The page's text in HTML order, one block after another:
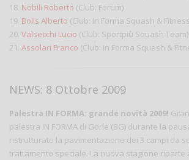
18. Nobili Roberto (Club: Forum)
19. Bolis Alberto (Club: In Forma Squash &
20. Valsecchi Lucio (Club: Sportpiù Squash Team)
21. Assolari Franco (Club: In Forma Squash &
NEWS: 8 Ottobre 2009
Palestra IN FORMA: grande novità 2009!
palestra IN FORMA di Gorle (BG) durante la
ristrutturato la pavimentazione dei 3 campi da
trattamento speciale. La nuova stagione riparte